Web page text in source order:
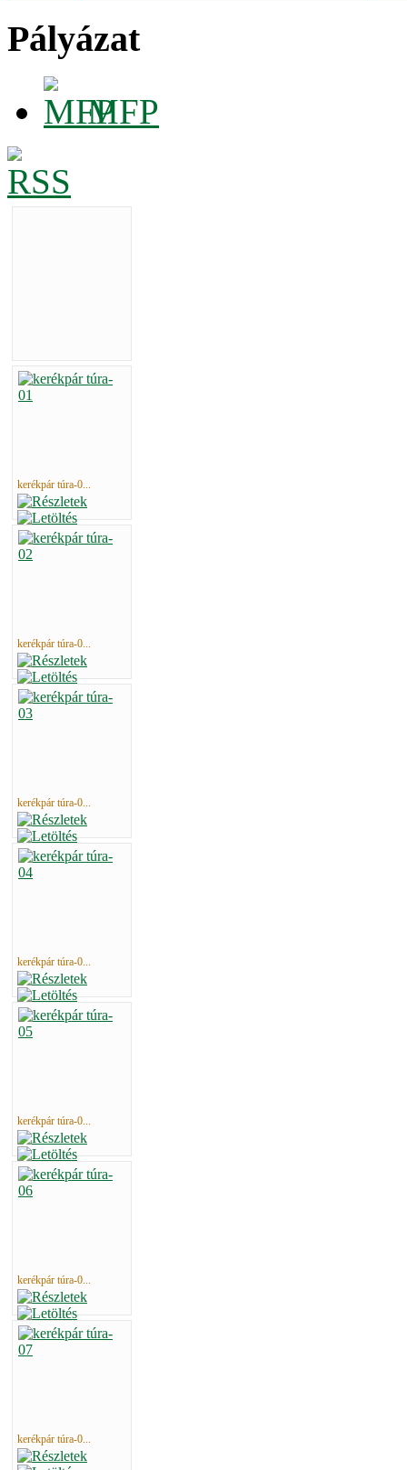
Pályázat
MFP
kerékpár túra-0...
kerékpár túra-0...
kerékpár túra-0...
kerékpár túra-0...
kerékpár túra-0...
kerékpár túra-0...
kerékpár túra-0...